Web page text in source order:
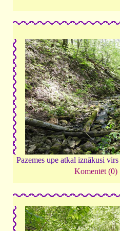
Pazemes upe atkal iznākusi
Komentēt (0)